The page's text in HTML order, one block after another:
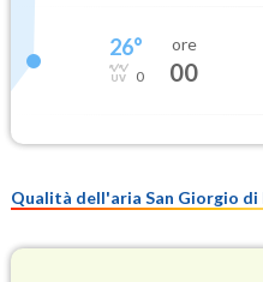
26°
0
ore
00
Qualità dell'aria San Giorgio di